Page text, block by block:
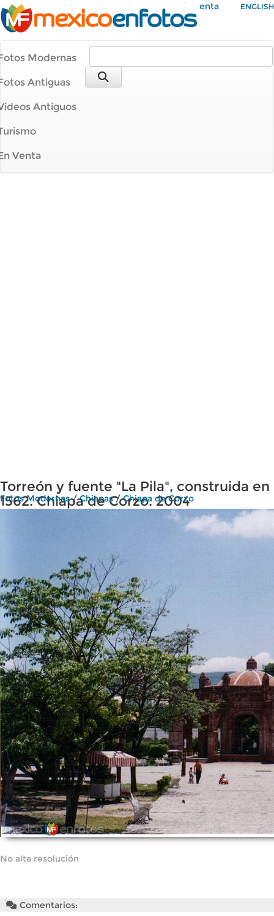
Mi Cuenta ENGLISH
Modernas
Antiguas
Antiguos
Venta
Torreón y fuente "La Pila", construida en
1562. Chiapa de Corzo. 2004
Fotos Modernas/Chiapas/Chiapa de Corzo
No alta resolución
Comentarios: